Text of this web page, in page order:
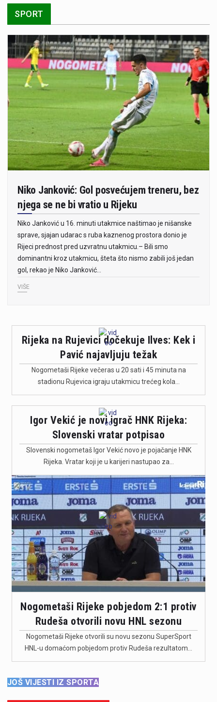
SPORT
Niko Janković: Gol posvećujem treneru, bez
njega se ne bi vratio u Rijeku
Niko Janković u 16. minuti utakmice naštimao je nišanske
sprave, sjajan udarac s ruba kaznenog prostora donio je
Rijeci prednost pred uzvratnu utakmicu.– Bili smo
dominantni kroz utakmicu, šteta što nismo zabili još jedan
gol, rekao je Niko Janković…
VIŠE
Rijeka na Rujevici dočekuje Ilves: Kek i
Pavić najavljuju težak
Nogometaši Rijeke večeras u 20 sati i 45 minuta na
stadionu Rujevica igraju utakmicu trećeg kola…
Igor Vekić je novi igrač HNK Rijeka:
Slovenski vratar potpisao
Slovenski nogometaš Igor Vekić novo je pojačanje HNK
Rijeka. Vratar koji je u karijeri nastupao za…
Nogometaši Rijeke pobjedom 2:1 protiv
Rudeša otvorili novu HNL sezonu
Nogometaši Rijeke otvorili su novu sezonu SuperSport
HNL-u domaćom pobjedom protiv Rudeša rezultatom…
JOŠ VIJESTI IZ SPORTA